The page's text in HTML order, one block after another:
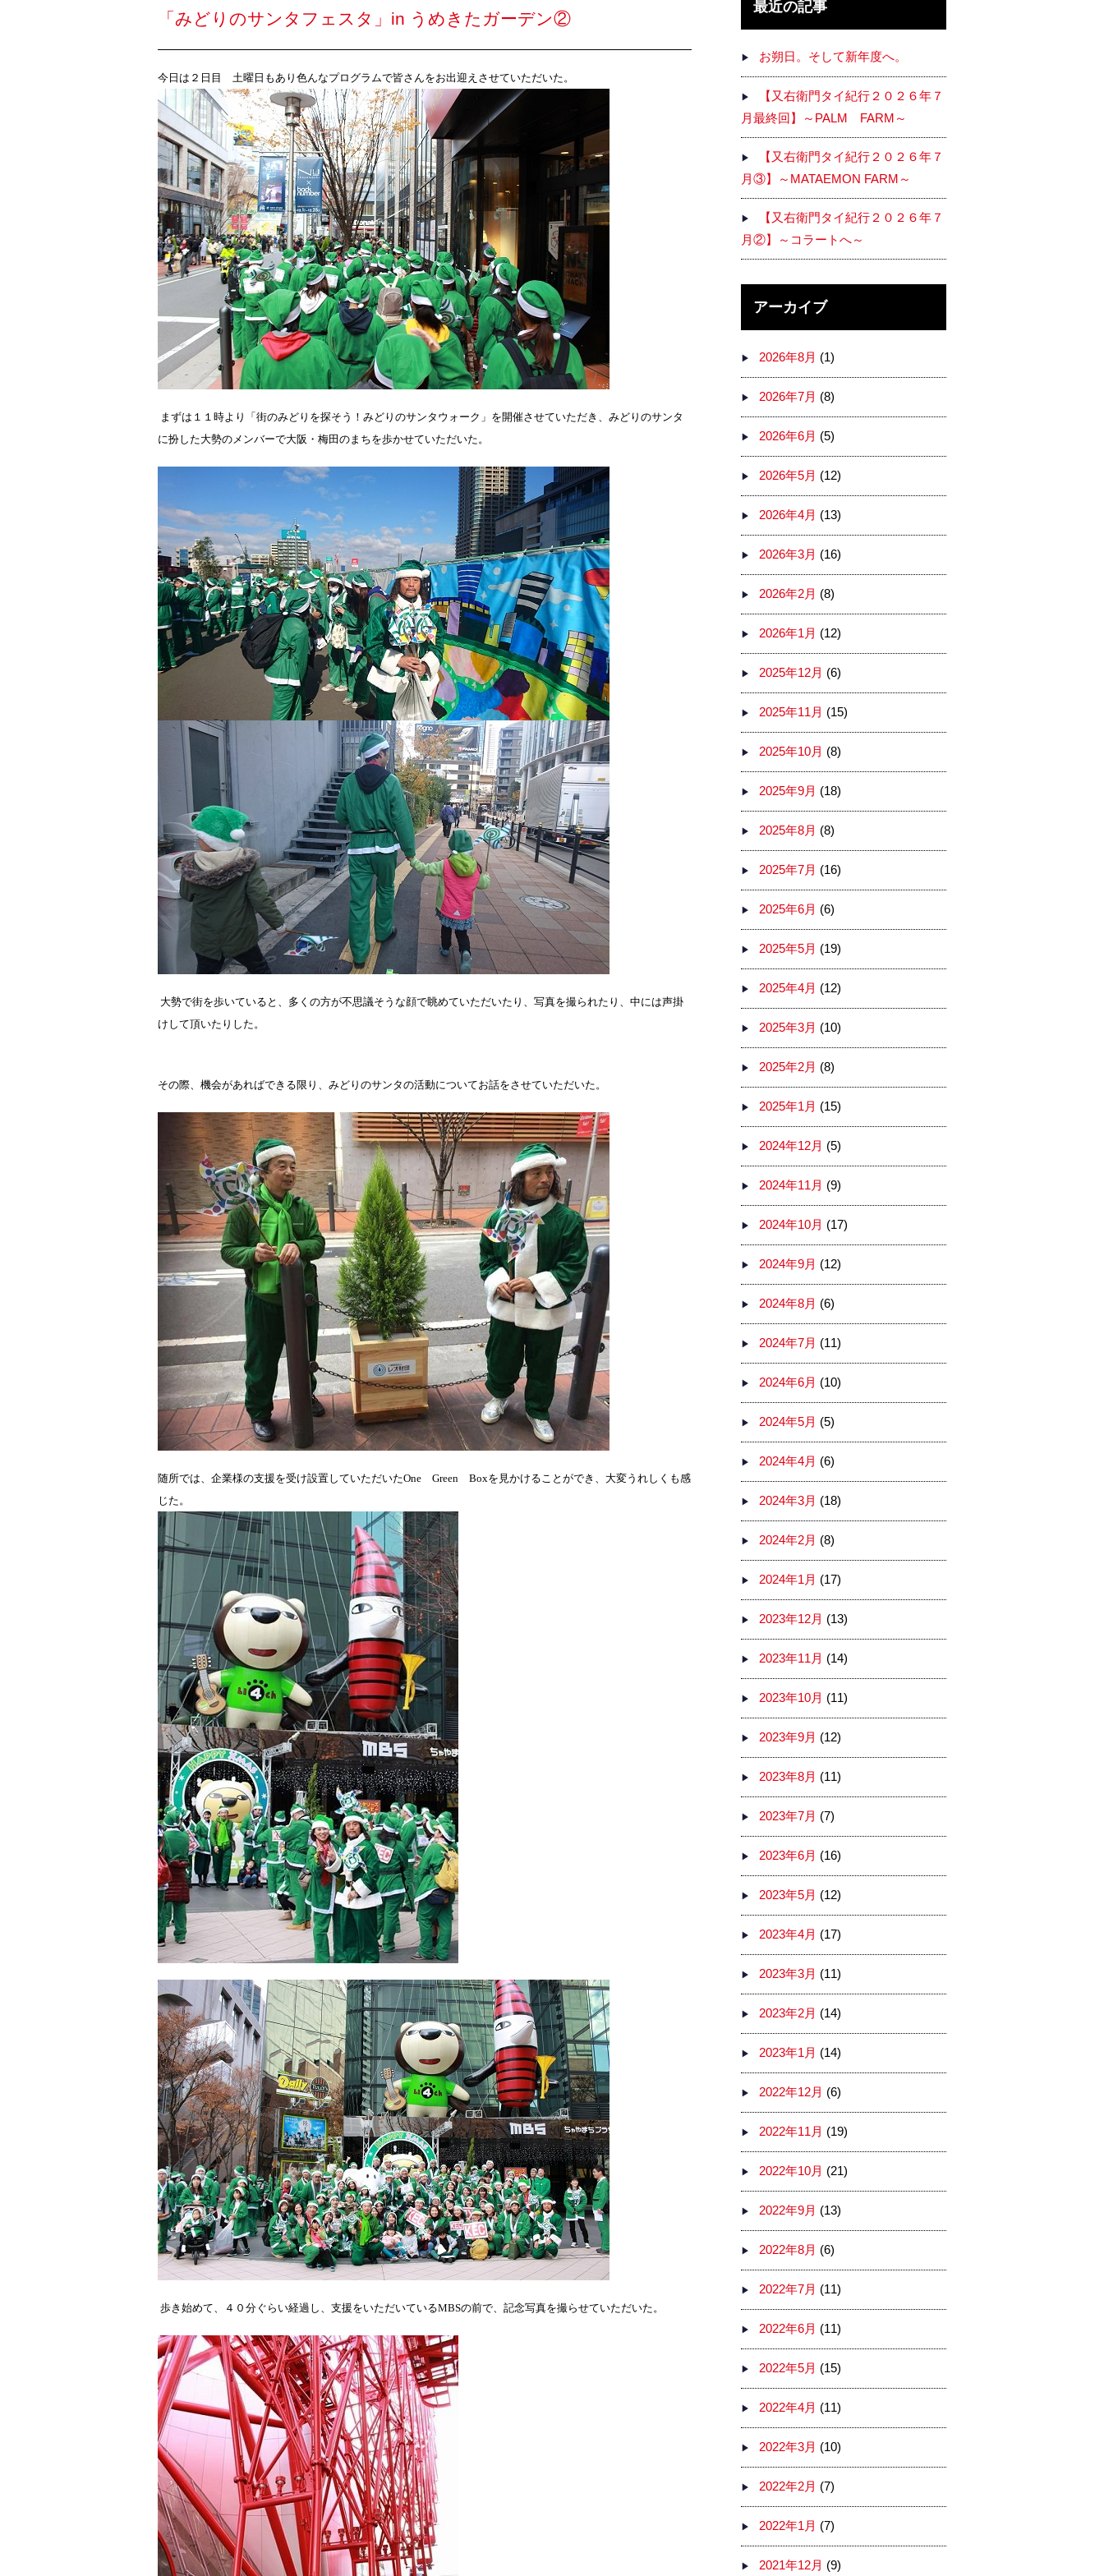
「みどりのサンタフェスタ」in うめきたガーデン②
今日は２日目 土曜日もあり色んなプログラムで皆さんをお出迎えさせていただいた。
まずは１１時より「街のみどりを探そう！みどりのサンタウォーク」を開催させていただき、みどりのサンタ
に扮した大勢のメンバーで大阪・梅田のまちを歩かせていただいた。
大勢で街を歩いていると、多くの方が不思議そうな顔で眺めていただいたり、写真を撮られたり、中には声掛
けして頂いたりした。
その際、機会があればできる限り、みどりのサンタの活動についてお話をさせていただいた。
随所では、企業様の支援を受け設置していただいたOne Green Boxを見かけることができ、大変うれしくも感
じた。
歩き始めて、４０分ぐらい経過し、支援をいただいているMBSの前で、記念写真を撮らせていただいた。
最近の記事
お朔日。そして新年度へ。
【又右衛門タイ紀行２０２６年７
月最終回】～PALM FARM～
【又右衛門タイ紀行２０２６年７
月③】～MATAEMON FARM～
【又右衛門タイ紀行２０２６年７
月②】～コラートへ～
アーカイブ
2026年8月 (1)
2026年7月 (8)
2026年6月 (5)
2026年5月 (12)
2026年4月 (13)
2026年3月 (16)
2026年2月 (8)
2026年1月 (12)
2025年12月 (6)
2025年11月 (15)
2025年10月 (8)
2025年9月 (18)
2025年8月 (8)
2025年7月 (16)
2025年6月 (6)
2025年5月 (19)
2025年4月 (12)
2025年3月 (10)
2025年2月 (8)
2025年1月 (15)
2024年12月 (5)
2024年11月 (9)
2024年10月 (17)
2024年9月 (12)
2024年8月 (6)
2024年7月 (11)
2024年6月 (10)
2024年5月 (5)
2024年4月 (6)
2024年3月 (18)
2024年2月 (8)
2024年1月 (17)
2023年12月 (13)
2023年11月 (14)
2023年10月 (11)
2023年9月 (12)
2023年8月 (11)
2023年7月 (7)
2023年6月 (16)
2023年5月 (12)
2023年4月 (17)
2023年3月 (11)
2023年2月 (14)
2023年1月 (14)
2022年12月 (6)
2022年11月 (19)
2022年10月 (21)
2022年9月 (13)
2022年8月 (6)
2022年7月 (11)
2022年6月 (11)
2022年5月 (15)
2022年4月 (11)
2022年3月 (10)
2022年2月 (7)
2022年1月 (7)
2021年12月 (9)